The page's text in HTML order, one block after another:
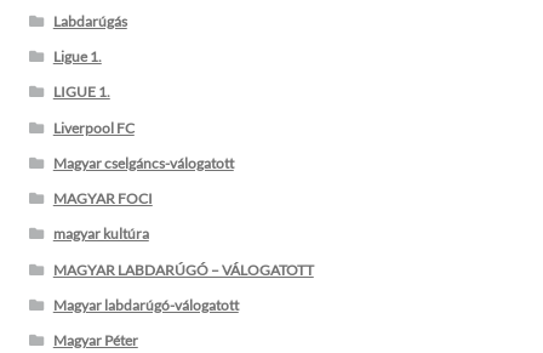
Labdarúgás
Ligue 1.
LIGUE 1.
Liverpool FC
Magyar cselgáncs-válogatott
MAGYAR FOCI
magyar kultúra
MAGYAR LABDARÚGÓ – VÁLOGATOTT
Magyar labdarúgó-válogatott
Magyar Péter